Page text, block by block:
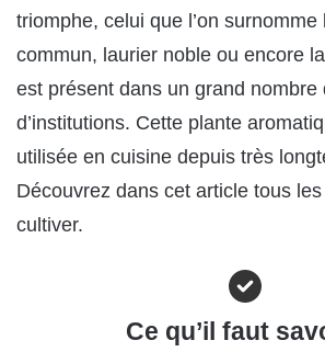
triomphe, celui que l’on surnomme
commun, laurier noble ou encore
est présent dans un grand nombre
d’institutions. Cette plante
utilisée en cuisine depuis très
Découvrez dans cet article tous
cultiver.
Ce qu’il faut